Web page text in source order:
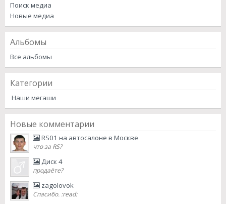
Поиск медиа
Новые медиа
Альбомы
Все альбомы
Категории
Наши мегаши
Новые комментарии
RS01 на автосалоне в Москве
что за RS?
Диск 4
продаёте?
zagolovok
Спасибо. :read: